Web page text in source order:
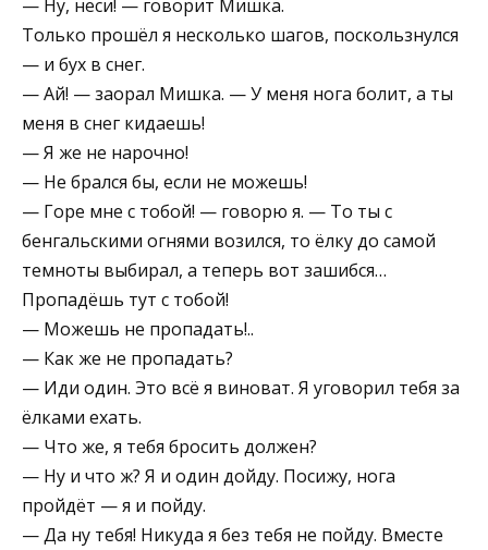
— Ну, неси! — говорит Мишка.
Только прошёл я несколько шагов, поскользнулся
— и бух в снег.
— Ай! — заорал Мишка. — У меня нога болит, а ты
меня в снег кидаешь!
— Я же не нарочно!
— Не брался бы, если не можешь!
— Горе мне с тобой! — говорю я. — То ты с
бенгальскими огнями возился, то ёлку до самой
темноты выбирал, а теперь вот зашибся…
Пропадёшь тут с тобой!
— Можешь не пропадать!..
— Как же не пропадать?
— Иди один. Это всё я виноват. Я уговорил тебя за
ёлками ехать.
— Что же, я тебя бросить должен?
— Ну и что ж? Я и один дойду. Посижу, нога
пройдёт — я и пойду.
— Да ну тебя! Никуда я без тебя не пойду. Вместе